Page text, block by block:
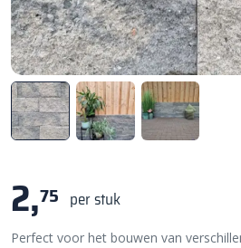
2,75 per stuk
Perfect voor het bouwen van